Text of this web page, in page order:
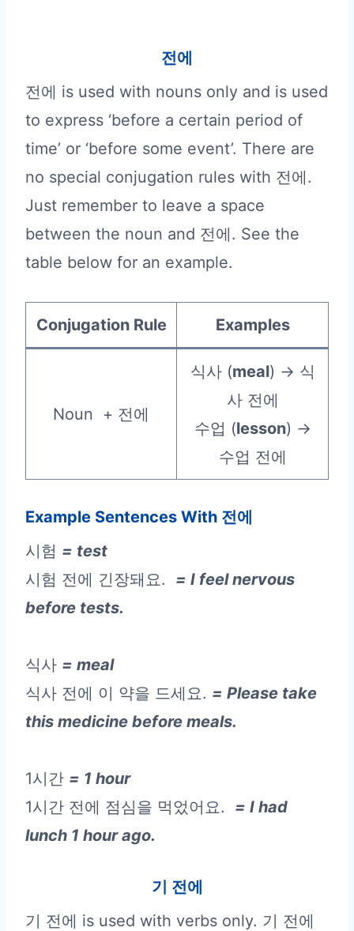
전에
전에 is used with nouns only and is used
to express ‘before a certain period of
time’ or ‘before some event’. There are
no special conjugation rules with 전에.
Just remember to leave a space
between the noun and 전에. See the
table below for an example.
Conjugation Rule Examples
Noun + 전에
식사 (meal) → 식
사 전에
수업 (lesson) →
수업 전에
Example Sentences With 전에
시험 = test
시험 전에 긴장돼요. = I feel nervous
before tests.
식사 = meal
식사 전에 이 약을 드세요. = Please take
this medicine before meals.
1시간 = 1 hour
1시간 전에 점심을 먹었어요. = I had
lunch 1 hour ago.
기 전에
기 전에 is used with verbs only. 기 전에